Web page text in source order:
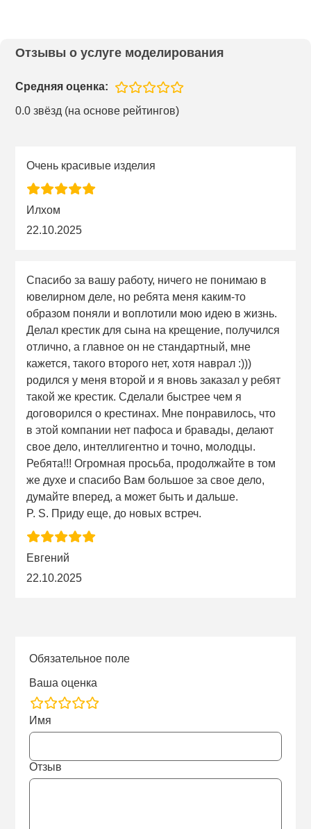
Отзывы о услуге моделирования
Средняя оценка:
0.0 звёзд (на основе рейтингов)
Очень красивые изделия
Илхом
22.10.2025
Спасибо за вашу работу, ничего не понимаю в
ювелирном деле, но ребята меня каким-то
образом поняли и воплотили мою идею в жизнь.
Делал крестик для сына на крещение, получился
отлично, а главное он не стандартный, мне
кажется, такого второго нет, хотя наврал :)))
родился у меня второй и я вновь заказал у ребят
такой же крестик. Сделали быстрее чем я
договорился о крестинах. Мне понравилось, что
в этой компании нет пафоса и бравады, делают
свое дело, интеллигентно и точно, молодцы.
Ребята!!! Огромная просьба, продолжайте в том
же духе и спасибо Вам большое за свое дело,
думайте вперед, а может быть и дальше.
P. S. Приду еще, до новых встреч.
Евгений
22.10.2025
Обязательное поле
Ваша оценка
rating
fields
Имя
Отзыв